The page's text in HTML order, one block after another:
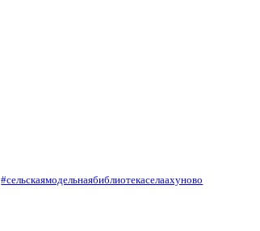
, #сельскаямодельнаябиблиотекаселаахуново